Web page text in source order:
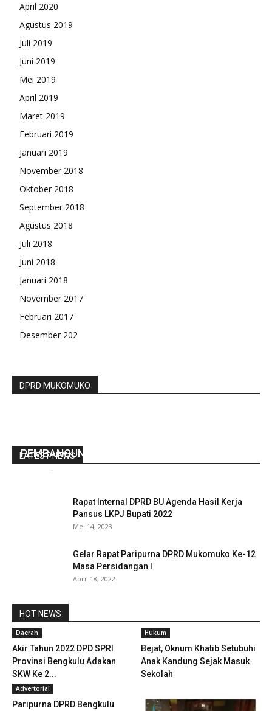
April 2020
Agustus 2019
Juli 2019
Juni 2019
Mei 2019
April 2019
Maret 2019
Februari 2019
Januari 2019
November 2018
Oktober 2018
September 2018
Agustus 2018
Juli 2018
Juni 2018
Januari 2018
November 2017
Februari 2017
Desember 202
DPRD MUKOMUKO
LATEST NEWS
PEMBANGUNAN DESA BERANGAN MULYA.
-
Rapat Internal DPRD BU Agenda Hasil Kerja
Pansus LKPJ Bupati 2022
Mei 14, 2023
Gelar Rapat Paripurna DPRD Mukomuko Ke-12
Masa Persidangan I
April 18, 2022
HOT NEWS
Daerah
Akir Tahun 2022 DPD SPRI
Provinsi Bengkulu Adakan
SKW Ke 2...
Hukum
Bejat, Oknum Khatib Setubuhi
Anak Kandung Sejak Masuk
Sekolah
Advertorial
Paripurna DPRD Bengkulu